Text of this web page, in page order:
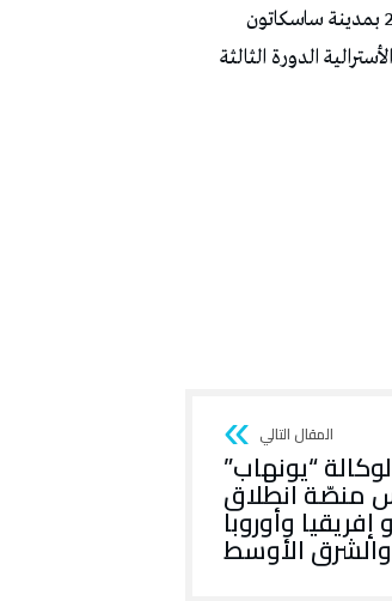
وقد انطلقت الدورة الاولى، لهذا المؤتمر ببادرة من مجموعة العشرين في جويلية 2019 بمدينة ساسكاتون
الثانية (2022)، ومدينة بيرث الأسترالية الدورة الثالثة
“يونهاب”
منصّة انطلاق
إفريقيا وأوروبا
والشرق الأوسط